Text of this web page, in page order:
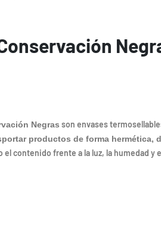
Negras son envases
productos de forma hermética,
el contenido frente a la luz, la humedad y